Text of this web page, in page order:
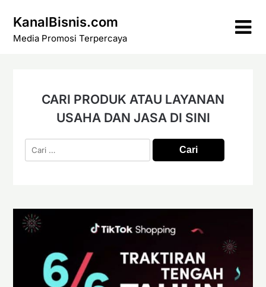
content
KanalBisnis.com
Media Promosi Terpercaya
CARI PRODUK ATAU LAYANAN
USAHA DAN JASA DI SINI
Cari
untuk: